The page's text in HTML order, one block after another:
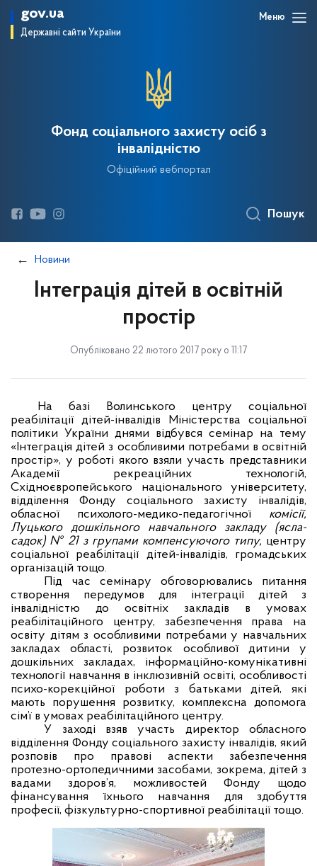
gov.ua
Державні сайти України
Меню
Фонд соціального захисту осіб з
інвалідністю
Офіційний вебпортал
Пошук
Новини
Інтеграція дітей в освітній
простір
Опубліковано 22 лютого 2017 року о 11:17
На базі Волинського центру соціальної
реабілітації дітей-інвалідів Міністерства соціальної
політики України днями відбувся семінар на тему
«Інтеграція дітей з особливими потребами в освітній
простір», у роботі якого взяли участь представники
Академії рекреаційних технологій,
Східноєвропейського національного університету,
відділення Фонду соціального захисту інвалідів,
обласної психолого-медико-педагогічної комісії,
Луцького дошкільного навчального закладу (ясла-
садок) № 21 з групами компенсуючого типу, центру
соціальної реабілітації дітей-інвалідів, громадських
організацій тощо.
Під час семінару обговорювались питання
створення передумов для інтеграції дітей з
інвалідністю до освітніх закладів в умовах
реабілітаційного центру, забезпечення права на
освіту дітям з особливими потребами у навчальних
закладах області, розвиток особливої дитини у
дошкільних закладах, інформаційно-комунікативні
технології навчання в інклюзивній освіті, особливості
психо-корекційної роботи з батьками дітей, які
мають порушення розвитку, комплексна допомога
сім’ї в умовах реабілітаційного центру.
У заході взяв участь директор обласного
відділення Фонду соціального захисту інвалідів, який
розповів про правові аспекти забезпечення
протезно-ортопедичними засобами, зокрема, дітей з
вадами здоров’я, можливостей Фонду щодо
фінансування їхнього навчання для здобуття
професії, фізкультурно-спортивної реабілітації тощо.